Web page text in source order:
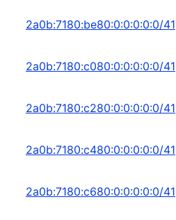
2a0b:7180:be80:0:0:0:0:0/41
2a0b:7180:c080:0:0:0:0:0/41
2a0b:7180:c280:0:0:0:0:0/41
2a0b:7180:c480:0:0:0:0:0/41
2a0b:7180:c680:0:0:0:0:0/41